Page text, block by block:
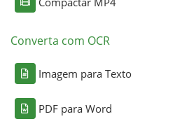
Converta com OCR
Imagem para Texto
PDF para Word